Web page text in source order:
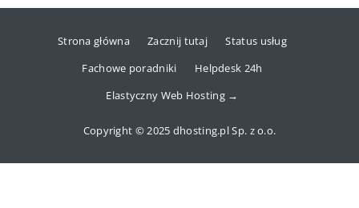
Strona główna Zacznij tutaj
Status usług
Fachowe poradniki
Helpdesk 24h
Elastyczny Web Hosting →
Copyright © 2025 dhosting.pl Sp. z o.o.